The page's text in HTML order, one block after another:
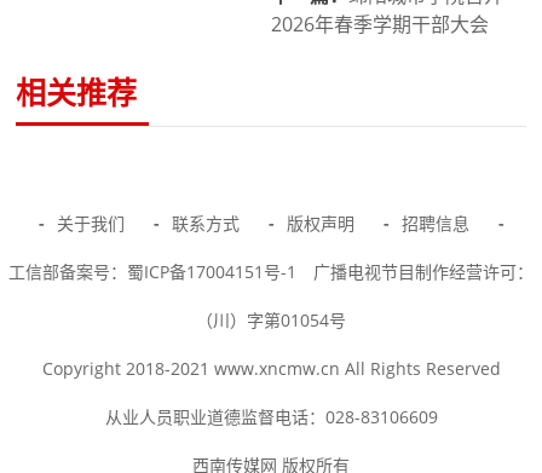
2026年春季学期干部大会
相关推荐
- 关于我们 - 联系方式 - 版权声明 - 招聘信息 -
工信部备案号：蜀ICP备17004151号-1 广播电视节目制作经营许可：
（川）字第01054号
Copyright 2018-2021 www.xncmw.cn All Rights Reserved
从业人员职业道德监督电话：028-83106609
西南传媒网 版权所有